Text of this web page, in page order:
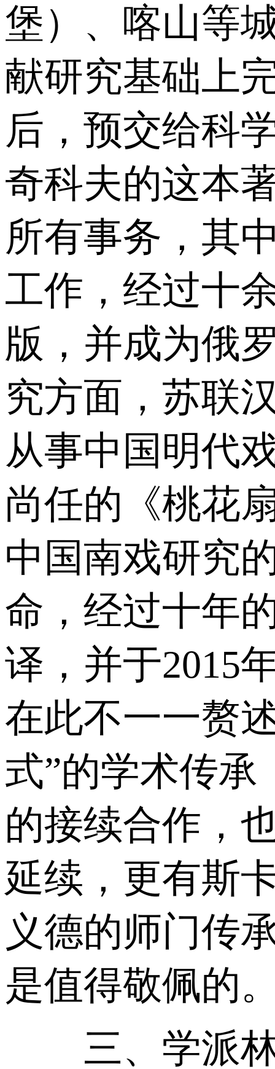
堡）、喀山等
献研究基础上
后，预交给科
奇科夫的这本
所有事务，其
工作，经过十
版，并成为俄
究方面，苏联
从事中国明代
尚任的《桃花
中国南戏研究
命，经过十年
译，并于2015
在此不一一赘
式”的学术传
的接续合作，
延续，更有斯
义德的师门传
是值得敬佩的
三、学派林